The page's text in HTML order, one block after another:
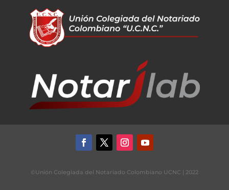
©Unión Colegiada del Notariado Colombiano UCNC | 2022